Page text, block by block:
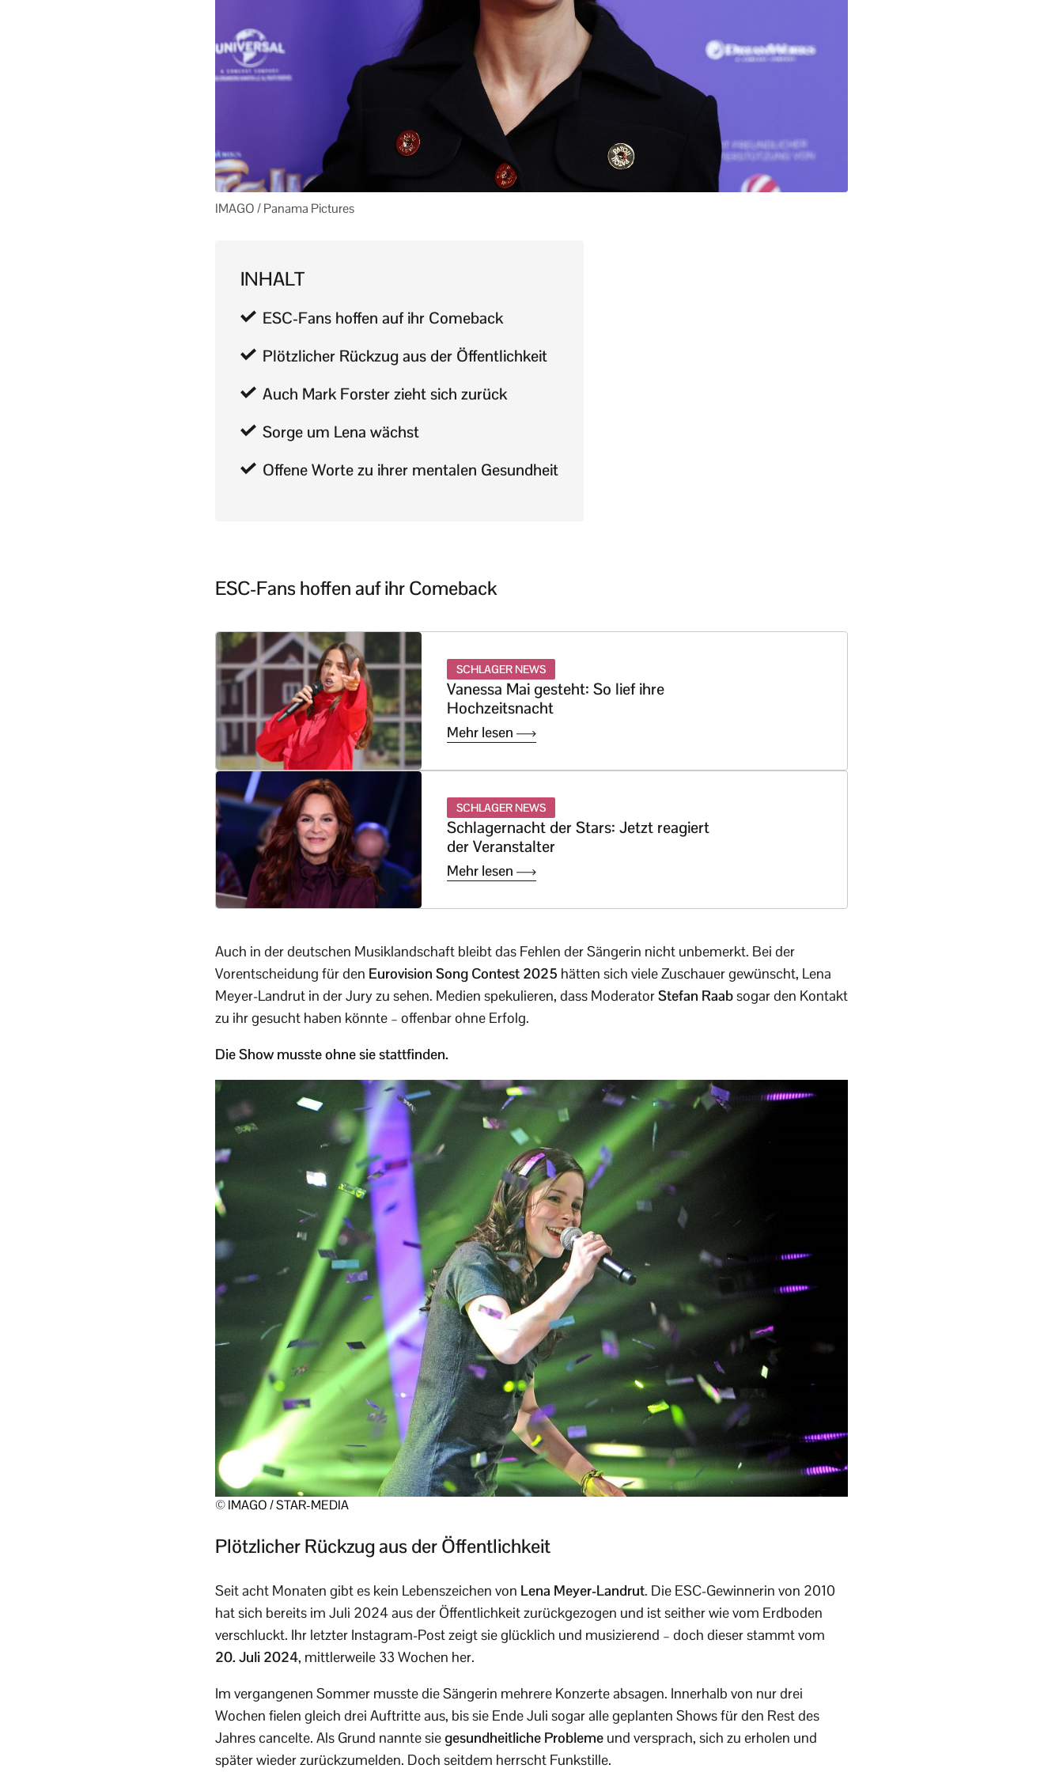
IMAGO / Panama Pictures
INHALT
ESC-Fans hoffen auf ihr Comeback
Plötzlicher Rückzug aus der Öffentlichkeit
Auch Mark Forster zieht sich zurück
Sorge um Lena wächst
Offene Worte zu ihrer mentalen Gesundheit
ESC-Fans hoffen auf ihr Comeback
SCHLAGER NEWS
Vanessa Mai gesteht: So lief ihre
Hochzeitsnacht
Mehr lesen
SCHLAGER NEWS
Schlagernacht der Stars: Jetzt reagiert
der Veranstalter
Mehr lesen
Auch in der deutschen Musiklandschaft bleibt das Fehlen der Sängerin nicht unbemerkt. Bei der
Vorentscheidung für den Eurovision Song Contest 2025 hätten sich viele Zuschauer gewünscht, Lena
Meyer-Landrut in der Jury zu sehen. Medien spekulieren, dass ModeratorStefan Raabsogar den Kontakt
zu ihr gesucht haben könnte – offenbar ohne Erfolg.
Die Show musste ohne sie stattfinden.
© IMAGO / STAR-MEDIA
Plötzlicher Rückzug aus der Öffentlichkeit
Seit acht Monaten gibt es kein Lebenszeichen von Lena Meyer-Landrut. Die ESC-Gewinnerin von 2010
hat sich bereits im Juli 2024 aus der Öffentlichkeit zurückgezogen und ist seither wie vom Erdboden
verschluckt. Ihr letzter Instagram-Post zeigt sie glücklich und musizierend – doch dieser stammt vom
20. Juli 2024, mittlerweile 33 Wochen her.
Im vergangenen Sommer musste die Sängerin mehrere Konzerte absagen. Innerhalb von nur drei
Wochen fielen gleich drei Auftritte aus, bis sie Ende Juli sogar alle geplanten Shows für den Rest des
Jahres cancelte. Als Grund nannte siegesundheitliche Probleme und versprach, sich zu erholen und
später wieder zurückzumelden. Doch seitdem herrscht Funkstille.